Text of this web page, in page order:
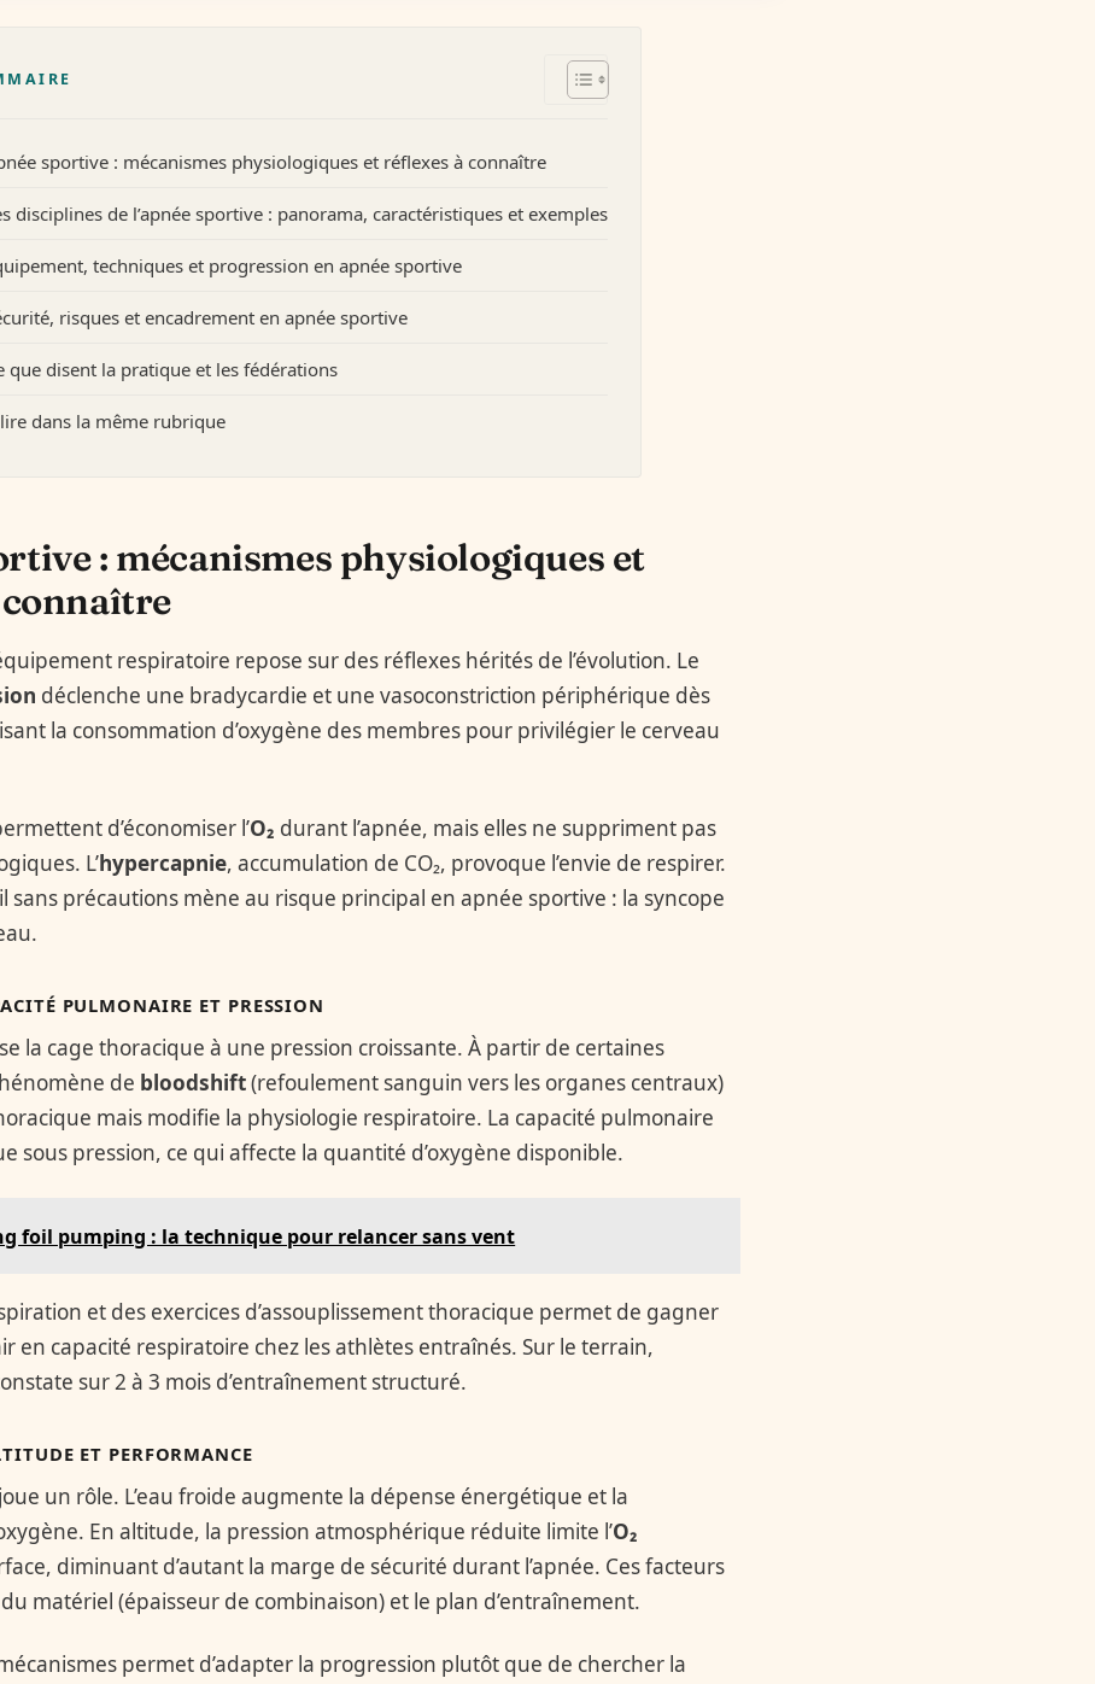
sportive : mécanismes physiologiques et réflexes à connaître
disciplines de l’apnée sportive : panorama, caractéristiques et exemples
techniques et progression en apnée sportive
risques et encadrement en apnée sportive
que disent la pratique et les fédérations
dans la même rubrique
: mécanismes physiologiques et
respiratoire repose sur des réflexes hérités de l’évolution. Le
déclenche une bradycardie et une vasoconstriction périphérique dès
la consommation d’oxygène des membres pour privilégier le cerveau
d’économiser l’O₂ durant l’apnée, mais elles ne suppriment pas
L’hypercapnie, accumulation de CO₂, provoque l’envie de respirer.
sans précautions mène au risque principal en apnée sportive : la syncope
PULMONAIRE ET PRESSION
la cage thoracique à une pression croissante. À partir de certaines
de bloodshift(refoulement sanguin vers les organes centraux)
mais modifie la physiologie respiratoire. La capacité pulmonaire
sous pression, ce qui affecte la quantité d’oxygène disponible.
foil pumping : la technique pour relancer sans vent
et des exercices d’assouplissement thoracique permet de gagner
en capacité respiratoire chez les athlètes entraînés. Sur le terrain,
sur 2 à 3 mois d’entraînement structuré.
ET PERFORMANCE
un rôle. L’eau froide augmente la dépense énergétique et la
En altitude, la pression atmosphérique réduite limite l’O₂
diminuant d’autant la marge de sécurité durant l’apnée. Ces facteurs
matériel (épaisseur de combinaison) et le plan d’entraînement.
permet d’adapter la progression plutôt que de chercher la